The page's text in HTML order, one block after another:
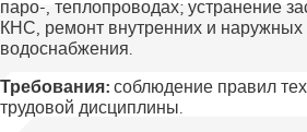
паро-, теплопроводах; устранение
КНС, ремонт внутренних и наружных
водоснабжения.
Требования: соблюдение правил
трудовой дисциплины.